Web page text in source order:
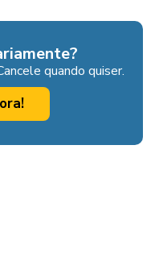
quando quiser.